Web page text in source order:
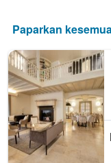
Paparkan